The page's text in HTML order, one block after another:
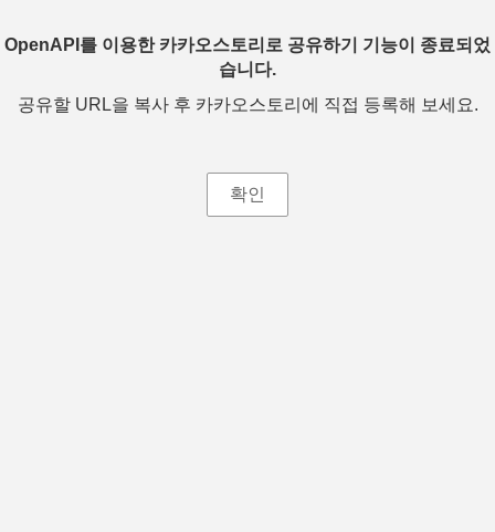
OpenAPI를 이용한 카카오스토리로 공유하기 기능이 종료되었
습니다.
공유할 URL을 복사 후 카카오스토리에 직접 등록해 보세요.
확인